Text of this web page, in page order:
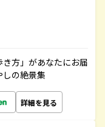
方」があなたにお届
の絶景集
詳細を見る